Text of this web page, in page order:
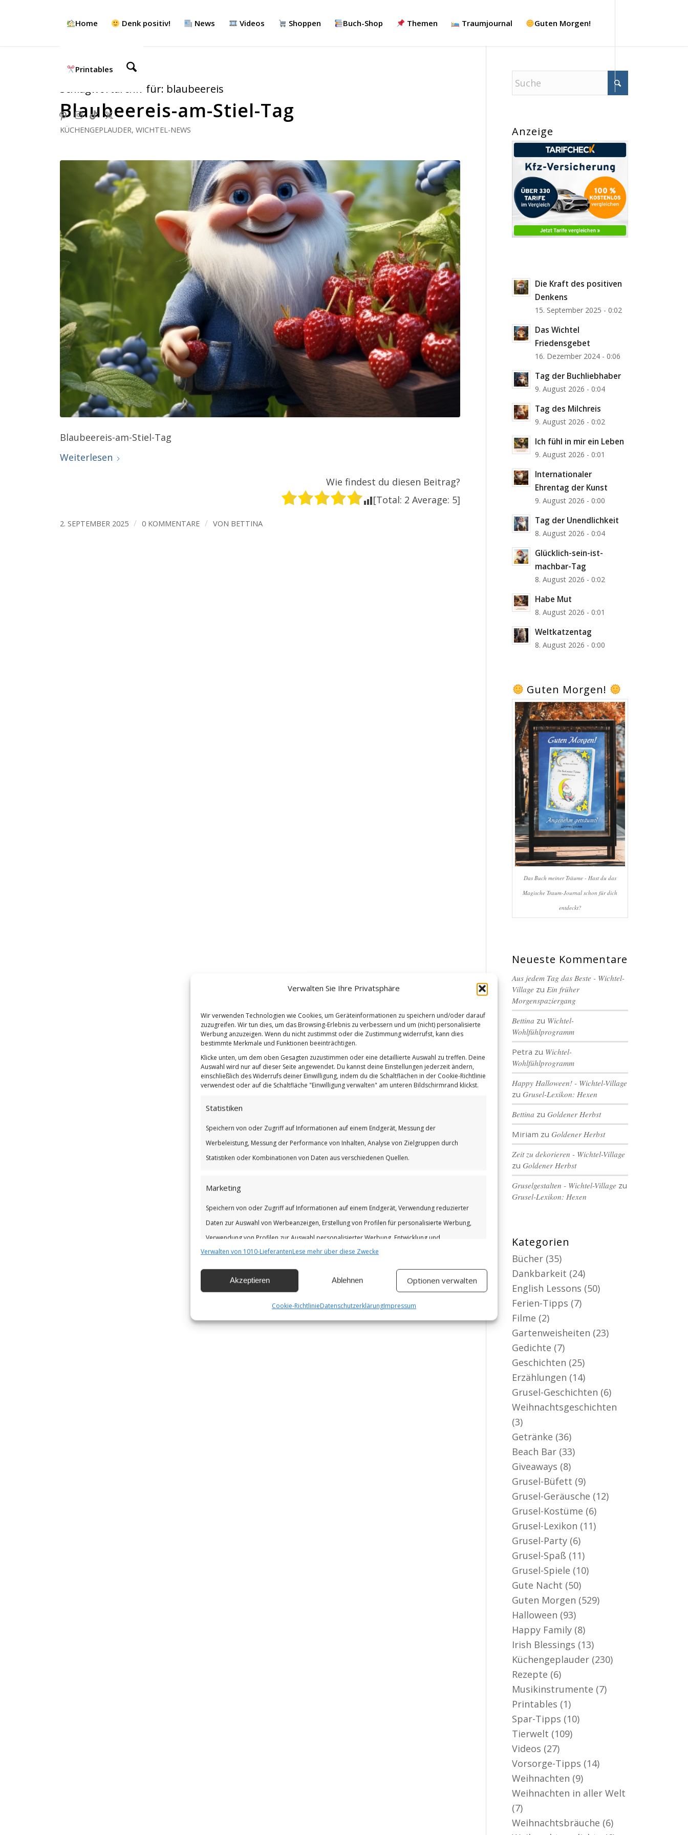
Verwalten Sie Ihre Privatsphäre
Wir verwenden Technologien wie Cookies, um Geräteinformationen zu speichern und/oder darauf
zuzugreifen. Wir tun dies, um das Browsing-Erlebnis zu verbessern und um (nicht) personalisierte
Werbung anzuzeigen. Wenn du nicht zustimmst oder die Zustimmung widerrufst, kann dies
bestimmte Merkmale und Funktionen beeinträchtigen.
Klicke unten, um dem oben Gesagten zuzustimmen oder eine detaillierte Auswahl zu treffen. Deine
Auswahl wird nur auf dieser Seite angewendet. Du kannst deine Einstellungen jederzeit ändern,
einschließlich des Widerrufs deiner Einwilligung, indem du die Schaltflächen in der Cookie-Richtlinie
verwendest oder auf die Schaltfläche "Einwilligung verwalten" am unteren Bildschirmrand klickst.
Statistiken
Speichern von oder Zugriff auf Informationen auf einem Endgerät, Messung der
Werbeleistung, Messung der Performance von Inhalten, Analyse von Zielgruppen durch
Statistiken oder Kombinationen von Daten aus verschiedenen Quellen.
Marketing
Speichern von oder Zugriff auf Informationen auf einem Endgerät, Verwendung reduzierter
Daten zur Auswahl von Werbeanzeigen, Erstellung von Profilen für personalisierte Werbung,
Verwendung von Profilen zur Auswahl personalisierter Werbung, Entwicklung und
Verbesserung der Angebote.
Eigenschaften Immer aktiv
Abgleichung und Kombination von Daten aus unterschiedlichen Quellen,
Verwalten von 1010-LieferantenLese mehr über diese Zwecke
Akzeptieren Ablehnen Optionen verwalten
Cookie-RichtlinieDatenschutzerklärungImpressum
Home Denk positiv! News Videos Shoppen Buch-Shop Themen Traumjournal Guten Morgen!
Printables
Schlagwortarchiv für: blaubeereis
Blaubeereis-am-Stiel-Tag
KÜCHENGEPLAUDER,WICHTEL-NEWS
Blaubeereis-am-Stiel-Tag
Weiterlesen
Wie findest du diesen Beitrag?
[Total: 2 Average: 5]
2. SEPTEMBER 2025 / 0 KOMMENTARE / VON BETTINA
Anzeige
Die Kraft des positiven
Denkens
15. September 2025 - 0:02
Das Wichtel
Friedensgebet
16. Dezember 2024 - 0:06
Tag der Buchliebhaber
9. August 2026 - 0:04
Tag des Milchreis
9. August 2026 - 0:02
Ich fühl in mir ein Leben
9. August 2026 - 0:01
Internationaler
Ehrentag der Kunst
9. August 2026 - 0:00
Tag der Unendlichkeit
8. August 2026 - 0:04
Glücklich-sein-ist-
machbar-Tag
8. August 2026 - 0:02
Habe Mut
8. August 2026 - 0:01
Weltkatzentag
8. August 2026 - 0:00
Guten Morgen!
Das Buch meiner Träume - Hast du das
Magische Traum-Journal schon für dich
entdeckt?
Neueste Kommentare
Aus jedem Tag das Beste - Wichtel-
Village zuEin früher
Morgenspaziergang
Bettina zu Wichtel-
Wohlfühlprogramm
Petra zu Wichtel-
Wohlfühlprogramm
Happy Halloween! - Wichtel-Village
zuGrusel-Lexikon: Hexen
Bettina zuGoldener Herbst
Miriam zuGoldener Herbst
Zeit zu dekorieren - Wichtel-Village
zuGoldener Herbst
Gruselgestalten - Wichtel-Village zu
Grusel-Lexikon: Hexen
Kategorien
Bücher (35)
Dankbarkeit (24)
English Lessons (50)
Ferien-Tipps (7)
Filme (2)
Gartenweisheiten (23)
Gedichte (7)
Geschichten (25)
Erzählungen (14)
Grusel-Geschichten (6)
Weihnachtsgeschichten
(3)
Getränke (36)
Beach Bar (33)
Giveaways (8)
Grusel-Büfett (9)
Grusel-Geräusche (12)
Grusel-Kostüme (6)
Grusel-Lexikon (11)
Grusel-Party (6)
Grusel-Spaß (11)
Grusel-Spiele (10)
Gute Nacht (50)
Guten Morgen (529)
Halloween (93)
Happy Family (8)
Irish Blessings (13)
Küchengeplauder (230)
Rezepte (6)
Musikinstrumente (7)
Printables (1)
Spar-Tipps (10)
Tierwelt (109)
Videos (27)
Vorsorge-Tipps (14)
Weihnachten (9)
Weihnachten in aller Welt
(7)
Weihnachtsbräuche (6)